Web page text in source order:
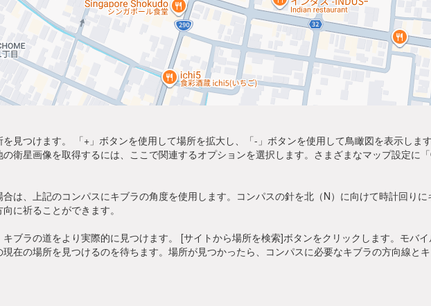
見つけます。 「+」ボタンを使用して場所を拡大し、「-」ボタンを使用して鳥瞰図を表示しま
衛星画像を取得するには、ここで関連するオプションを選択します。さまざまなマップ設定に
は、上記のコンパスにキブラの角度を使用します。コンパスの針を北（N）に向けて時計回り
に祈ることができます。
ブラの道をより実際的に見つけます。 [サイトから場所を検索]ボタンをクリックします。モバ
在の場所を見つけるのを待ちます。場所が見つかったら、コンパスに必要なキブラの方向線と